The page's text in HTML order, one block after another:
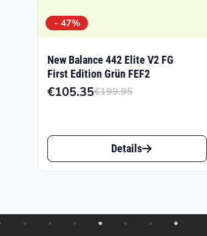
- 47%
New Balance 442 Elite V2 FG
First Edition Grün FEF2
€199.95
war:
€199.95
€105.35
ist:
€105.35.
Dieses
Produkt
Varianten
Details